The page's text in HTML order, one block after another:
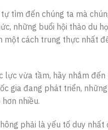
tìm đến chúng ta mà
những buổi hội thảo du
cách trung thực nhất
lực vừa tầm, hãy nhắm
gia đang phát triển,
nhiều.
phải là yếu tố duy nhất